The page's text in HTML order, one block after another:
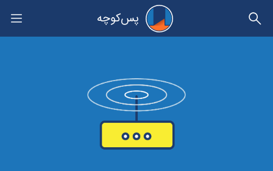
پس‌کوچه
حریم خصوصی